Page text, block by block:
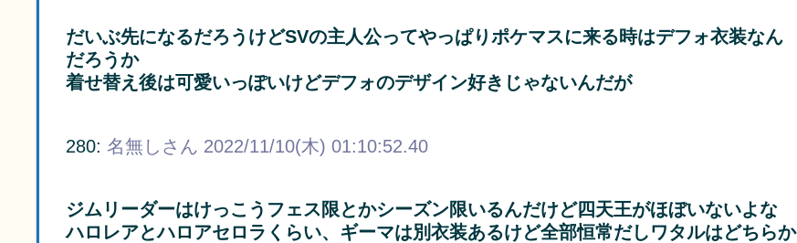
だいぶ先になるだろうけどSVの主人公ってやっぱりポケマスに来る時はデフォ衣装なん
だろうか
着せ替え後は可愛いっぽいけどデフォのデザイン好きじゃないんだが
280: 名無しさん 2022/11/10(木) 01:10:52.40
ジムリーダーはけっこうフェス限とかシーズン限いるんだけど四天王がほぼいないよな
ハロレアとハロアセロラくらい、ギーマは別衣装あるけど全部恒常だしワタルはどちらか